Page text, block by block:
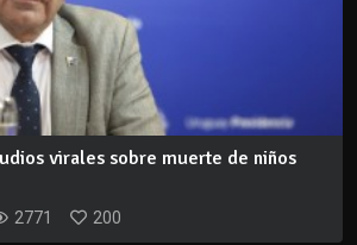
virales sobre muerte de niños
2771 200